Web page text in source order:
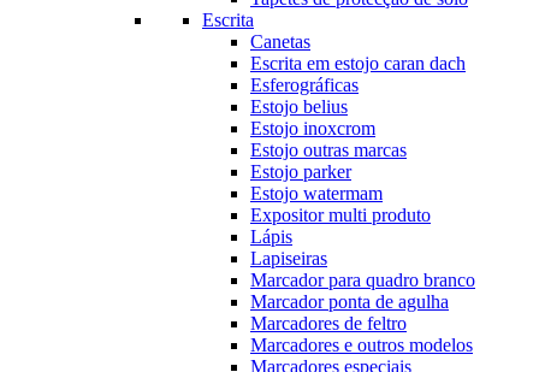
Escrita
Canetas
Escrita em estojo caran dach
Esferográficas
Estojo belius
Estojo inoxcrom
Estojo outras marcas
Estojo parker
Estojo watermam
Expositor multi produto
Lápis
Lapiseiras
Marcador para quadro branco
Marcador ponta de agulha
Marcadores de feltro
Marcadores e outros modelos
Marcadores especiais